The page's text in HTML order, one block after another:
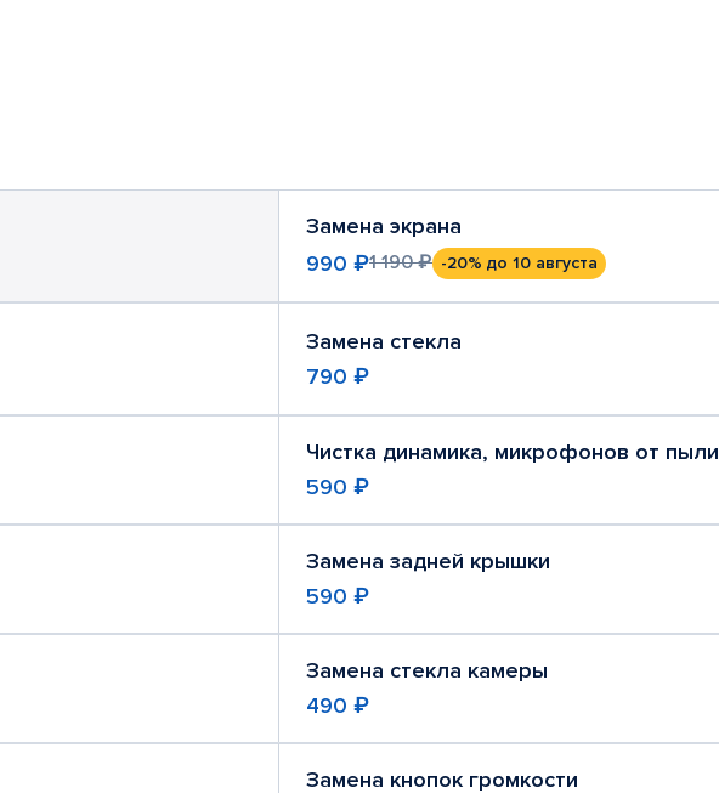
Замена экрана
990 ₽1 190 ₽ -20% до 10 августа
Замена стекла
790 ₽
Чистка динамика, микрофонов от пыли
590 ₽
Замена задней крышки
590 ₽
Замена стекла камеры
490 ₽
Замена кнопок громкости